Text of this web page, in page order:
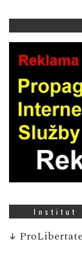
Institut
↓ ProLibertate